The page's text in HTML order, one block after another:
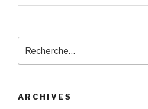
ARCHIVES